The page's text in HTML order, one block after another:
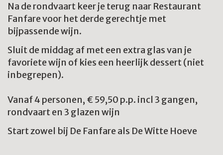
Na de rondvaart keer je terug naar Restaurant
Fanfare voor het derde gerechtje met
bijpassende wijn.
Sluit de middag af met een extra glas van je
favoriete wijn of kies een heerlijk dessert (niet
inbegrepen).
Vanaf 4 personen, € 59,50 p.p. incl 3 gangen,
rondvaart en 3 glazen wijn
Start zowel bij De Fanfare als De Witte Hoeve